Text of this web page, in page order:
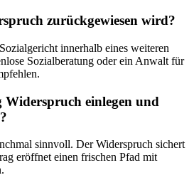
zurückgewiesen wird?
innerhalb eines weiteren
Sozialberatung oder ein Anwalt für
einlegen und
sinnvoll. Der Widerspruch sichert
eröffnet einen frischen Pfad mit